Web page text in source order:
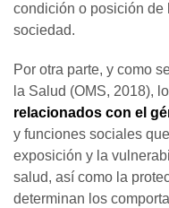
condición o posición de
sociedad.
Por otra parte, y como
la Salud (OMS, 2018),
relacionados con el
y funciones sociales
exposición y la
salud, así como la
determinan los